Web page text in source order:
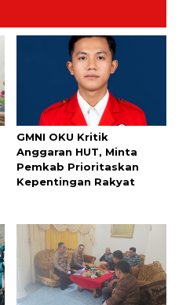
GMNI OKU Kritik
Anggaran HUT, Minta
Pemkab Prioritaskan
Kepentingan Rakyat